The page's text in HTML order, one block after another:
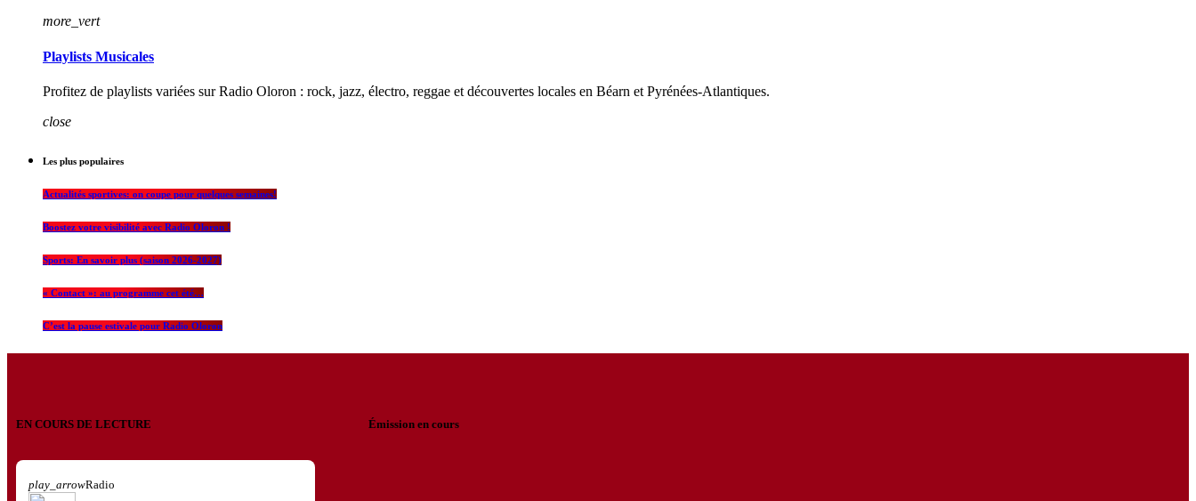
more_vert
Playlists Musicales
Profitez de playlists variées sur Radio Oloron : rock, jazz, électro, reggae et découvertes locales en Béarn et Pyrénées-Atlantiques.
close
Les plus populaires
Actualités sportives: on coupe pour quelques semaines!
Boostez votre visibilité avec Radio Oloron !
Sports: En savoir plus (saison 2026-2027)
« Contact »: au programme cet été…
C’est la pause estivale pour Radio Oloron
EN COURS DE LECTURE
play_arrowRadio
Émission en cours